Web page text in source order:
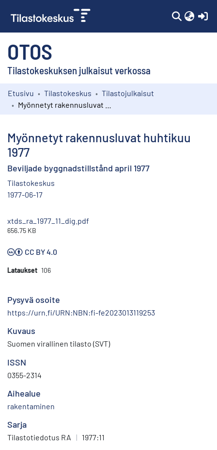
OTOS
Tilastokeskuksen julkaisut verkossa
Kokoelmat
Etusivu Tilastokeskus
Tilastojulkaisut
Myönnetyt rakennusluvat huhtikuu
1977
Beviljade byggnadstillstånd april 1977
Tilastokeskus
1977-06-17
xtds_ra_1977_11_dig.pdf
656.75 KB
CC BY 4.0
Lataukset 106
Pysyvä osoite
https://urn.fi/URN:NBN:fi-fe2023013119253
Kuvaus
Suomen virallinen tilasto (SVT)
ISSN
0355-2314
Aihealue
rakentaminen
Sarja
Tilastotiedotus RA | 1977:11